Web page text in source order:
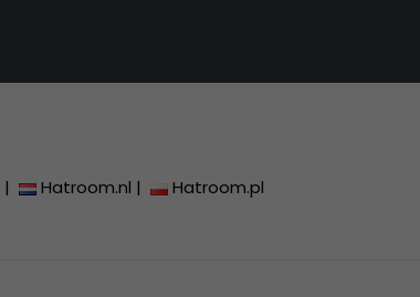
| Hatroom.nl | Hatroom.pl